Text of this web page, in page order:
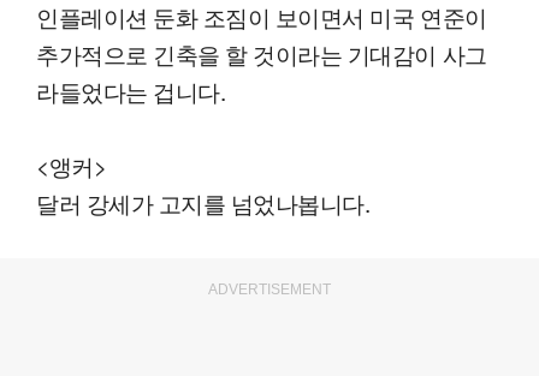
인플레이션 둔화 조짐이 보이면서 미국 연준이
추가적으로 긴축을 할 것이라는 기대감이 사그
라들었다는 겁니다.
<앵커>
달러 강세가 고지를 넘었나봅니다.
ADVERTISEMENT